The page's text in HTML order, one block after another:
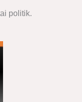
politik.